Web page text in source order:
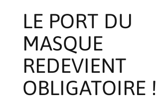
LE PORT DU
MASQUE
REDEVIENT
OBLIGATOIRE !